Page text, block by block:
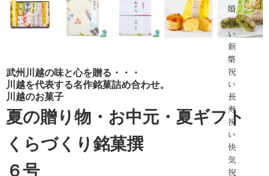
婚
祝
い
新
築
祝
い
長
寿
祝
い
快
気
祝
武州川越の味と心を贈る・・・
川越を代表する名作銘菓詰め合わせ。
川越のお菓子
夏の贈り物・お中元・夏ギフト
くらづくり銘菓撰
６号